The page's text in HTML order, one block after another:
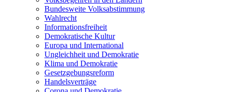
Bundesweite Volksabstimmung
Wahlrecht
Informationsfreiheit
Demokratische Kultur
Europa und International
Ungleichheit und Demokratie
Klima und Demokratie
Gesetzgebungsreform
Handelsverträge